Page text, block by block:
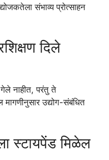
संभाव्य प्रोत्साहन
दिले
गेले नाहीत, परंतु ते
मागणीनुसार उद्योग-संबंधित
स्टायपेंड मिळेल